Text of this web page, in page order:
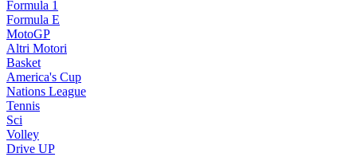
Formula 1
Formula E
MotoGP
Altri Motori
Basket
America's Cup
Nations League
Tennis
Sci
Volley
Drive UP